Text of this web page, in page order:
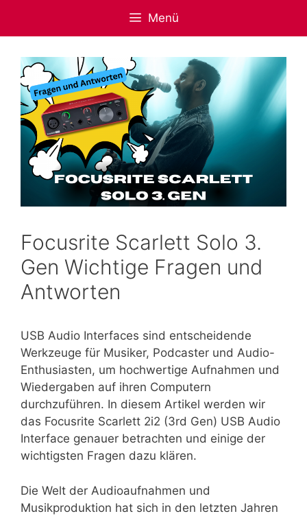
Menü
Focusrite Scarlett Solo 3.
Gen Wichtige Fragen und
Antworten
USB Audio Interfaces sind entscheidende
Werkzeuge für Musiker, Podcaster und Audio-
Enthusiasten, um hochwertige Aufnahmen und
Wiedergaben auf ihren Computern
durchzuführen. In diesem Artikel werden wir
das Focusrite Scarlett 2i2 (3rd Gen) USB Audio
Interface genauer betrachten und einige der
wichtigsten Fragen dazu klären.
Die Welt der Audioaufnahmen und
Musikproduktion hat sich in den letzten Jahren